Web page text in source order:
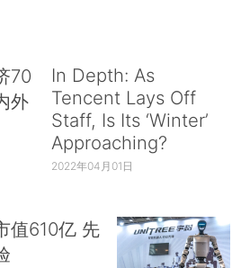
70
外
In Depth: As
Tencent Lays Off
Staff, Is Its ‘Winter’
Approaching?
2022年04月01日
值610亿 先